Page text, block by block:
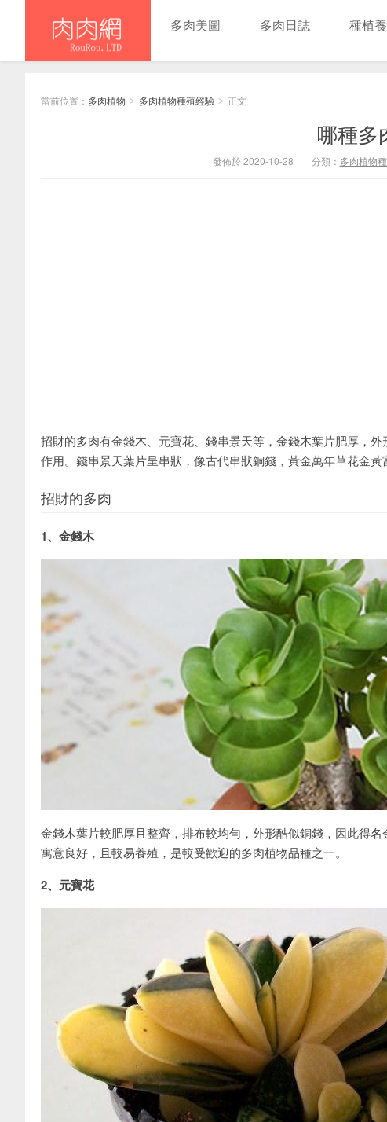
多肉美圖 多肉日誌 種植
當前位置： 多肉植物 > 多肉植物種殖經驗 > 正文
哪種多
發佈於 2020-10-28 分類： 多肉植物
招財的多肉有金錢木、元寶花、錢串景天等，金錢木葉片肥厚，
作用。錢串景天葉片呈串狀，像古代串狀銅錢，黃金萬年草花金黃
招財的多肉
1、金錢木
金錢木葉片較肥厚且整齊，排布較均勻，外形酷似銅錢，因此得
寓意良好，且較易養殖，是較受歡迎的多肉植物品種之一。
2、元寶花